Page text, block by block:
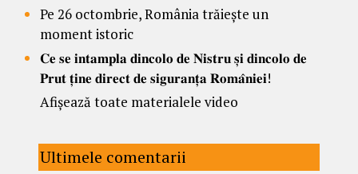
Pe 26 octombrie, România trăiește un
moment istoric
𝐂𝐞 𝐬𝐞 𝐢𝐧𝐭𝐚𝐦𝐩𝐥𝐚 𝐝𝐢𝐧𝐜𝐨𝐥𝐨 𝐝𝐞 𝐍𝐢𝐬𝐭𝐫𝐮 𝐬̦𝐢 𝐝𝐢𝐧𝐜𝐨𝐥𝐨 𝐝𝐞
𝐏𝐫𝐮𝐭 𝐭̦𝐢𝐧𝐞 𝐝𝐢𝐫𝐞𝐜𝐭 𝐝𝐞 𝐬𝐢𝐠𝐮𝐫𝐚𝐧𝐭̦𝐚 𝐑𝐨𝐦𝐚̂𝐧𝐢𝐞𝐢!
Afișează toate materialele video
Ultimele comentarii